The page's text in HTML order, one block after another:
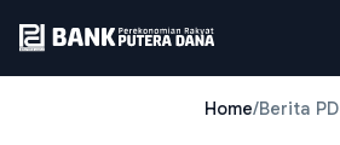
Home/Berita PD